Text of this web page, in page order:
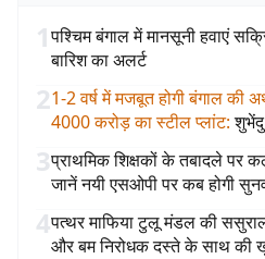
1पश्चिम बंगाल में मानसूनी हवाएं
बारिश का अलर्ट
21-2 वर्ष में मजबूत होगी बंगाल की
4000 करोड़ का स्टील प्लांट: शुभेंदु
3प्राथमिक शिक्षकों के तबादले पर
जानें नयी एसओपी पर कब होगी
4पत्थर माफिया टुलू मंडल की
और बम निरोधक दस्ते के साथ की